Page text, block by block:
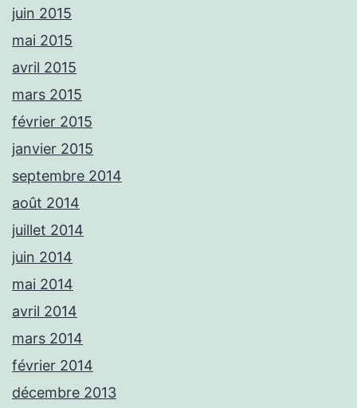
juin 2015
mai 2015
avril 2015
mars 2015
février 2015
janvier 2015
septembre 2014
août 2014
juillet 2014
juin 2014
mai 2014
avril 2014
mars 2014
février 2014
décembre 2013